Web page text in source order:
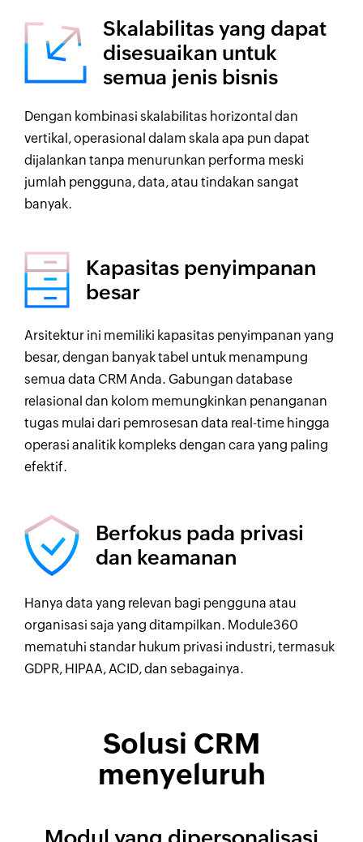
Skalabilitas yang dapat
disesuaikan untuk
semua jenis bisnis
Dengan kombinasi skalabilitas horizontal dan
vertikal, operasional dalam skala apa pun dapat
dijalankan tanpa menurunkan performa meski
jumlah pengguna, data, atau tindakan sangat
banyak.
Kapasitas penyimpanan
besar
Arsitektur ini memiliki kapasitas penyimpanan yang
besar, dengan banyak tabel untuk menampung
semua data CRM Anda. Gabungan database
relasional dan kolom memungkinkan penanganan
tugas mulai dari pemrosesan data real-time hingga
operasi analitik kompleks dengan cara yang paling
efektif.
Berfokus pada privasi
dan keamanan
Hanya data yang relevan bagi pengguna atau
organisasi saja yang ditampilkan. Module360
mematuhi standar hukum privasi industri, termasuk
GDPR, HIPAA, ACID, dan sebagainya.
Solusi CRM
menyeluruh